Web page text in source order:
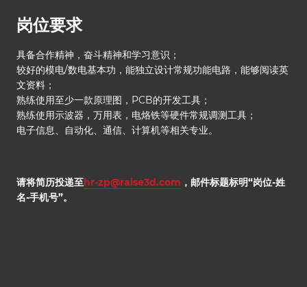
岗位要求
具备合作精神，奋斗精神和学习意识；
较好的模电/数电基本功，能独立设计常规功能电路，能够阅读英
文资料；
熟练使用至少一款原理图，PCB的开发工具；
熟练使用示波器，万用表，电烙铁等硬件常规调测工具；
电子信息、自动化、通信、计算机等相关专业。
请将简历投递至hr-zp@raise3d.com ，邮件标题标明“岗位-姓
名-手机号”。